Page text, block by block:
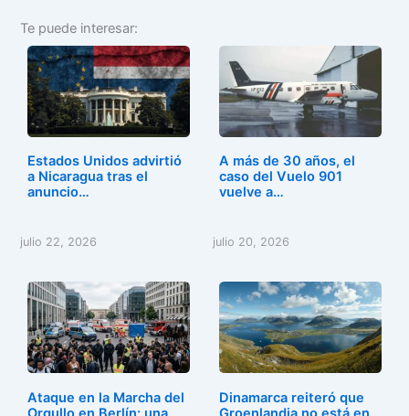
c
e
b
o
o
k
st
o
d
o
n
ai
l
m
p
ar
tir
Te puede interesar:
Estados Unidos advirtió
a Nicaragua tras el
anuncio…
julio 22, 2026
A más de 30 años, el
caso del Vuelo 901
vuelve a…
julio 20, 2026
Ataque en la Marcha del
Dinamarca reiteró que